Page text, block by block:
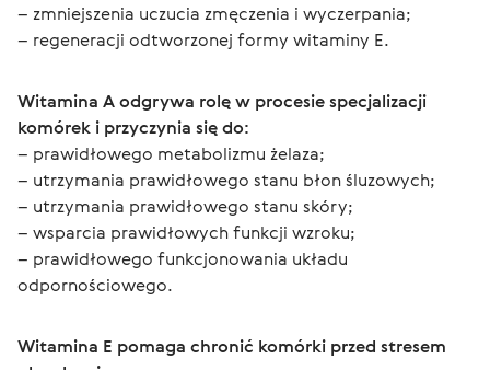
– zmniejszenia uczucia zmęczenia i wyczerpania;
– regeneracji odtworzonej formy witaminy E.
Witamina A odgrywa rolę w procesie specjalizacji
komórek i przyczynia się do:
– prawidłowego metabolizmu żelaza;
– utrzymania prawidłowego stanu błon śluzowych;
– utrzymania prawidłowego stanu skóry;
– wsparcia prawidłowych funkcji wzroku;
– prawidłowego funkcjonowania układu
odpornościowego.
Witamina E pomaga chronić komórki przed stresem